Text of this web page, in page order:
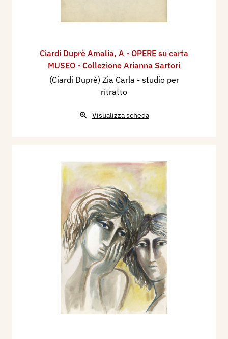
Ciardi Duprè Amalia, A - OPERE su carta
MUSEO - Collezione Arianna Sartori
(Ciardi Duprè) Zia Carla - studio per
ritratto
Visualizza scheda